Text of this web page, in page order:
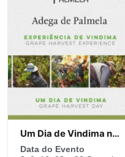
Um Dia de Vindima na Adega de Palmela
Data do Evento